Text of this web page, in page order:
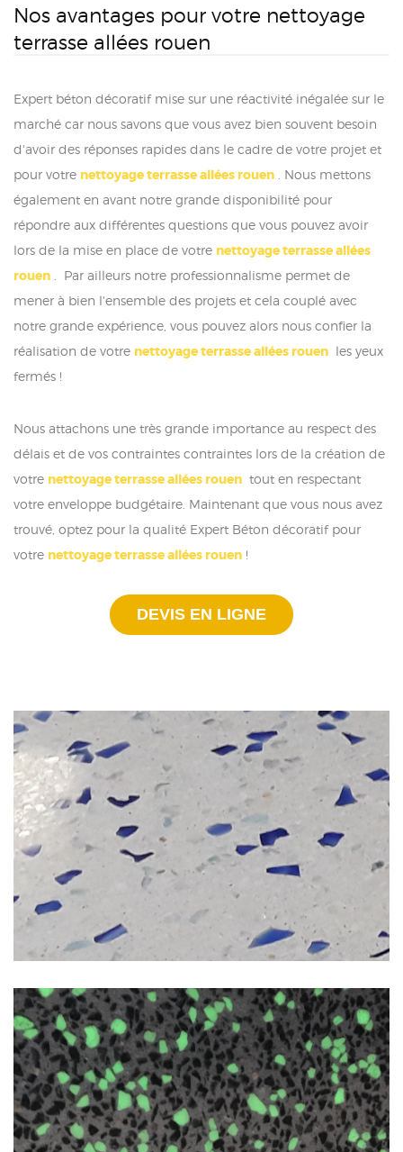
Nos avantages pour votre nettoyage
terrasse allées rouen
Expert béton décoratif mise sur une réactivité inégalée sur le
marché car nous savons que vous avez bien souvent besoin
d'avoir des réponses rapides dans le cadre de votre projet et
pour votre nettoyage terrasse allées rouen . Nous mettons
également en avant notre grande disponibilité pour
répondre aux différentes questions que vous pouvez avoir
lors de la mise en place de votre nettoyage terrasse allées
rouen . Par ailleurs notre professionnalisme permet de
mener à bien l'ensemble des projets et cela couplé avec
notre grande expérience, vous pouvez alors nous confier la
réalisation de votre nettoyage terrasse allées rouen les yeux
fermés !
Nous attachons une très grande importance au respect des
délais et de vos contraintes contraintes lors de la création de
votre nettoyage terrasse allées rouen tout en respectant
votre enveloppe budgétaire. Maintenant que vous nous avez
trouvé, optez pour la qualité Expert Béton décoratif pour
votre nettoyage terrasse allées rouen !
DEVIS EN LIGNE